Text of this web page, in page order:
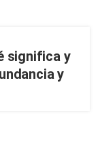
significa y
y